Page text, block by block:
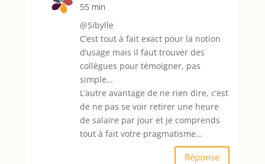
55 min
@Sibylle
C’est tout à fait exact pour la notion
d’usage mais il faut trouver des
collègues pour témoigner, pas
simple…
L’autre avantage de ne rien dire, c’est
de ne pas se voir retirer une heure
de salaire par jour et je comprends
tout à fait votre pragmatisme…
Réponse